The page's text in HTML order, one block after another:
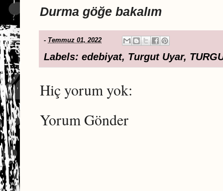
Durma göğe bakalım
- Temmuz 01, 2022
Labels: edebiyat, Turgut Uyar,
Hiç yorum yok:
Yorum Gönder